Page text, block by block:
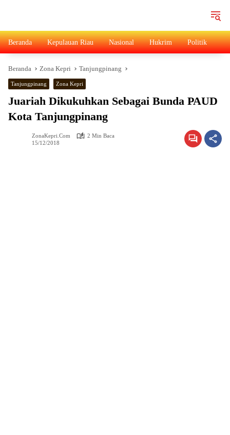
Beranda Kepulauan Riau Nasional Hukrim Politik
Beranda Zona Kepri Tanjungpinang
Tanjungpinang Zona Kepri
Juariah Dikukuhkan Sebagai Bunda PAUD
Kota Tanjungpinang
ZonaKepri.com
2 Min Baca
15/12/2018